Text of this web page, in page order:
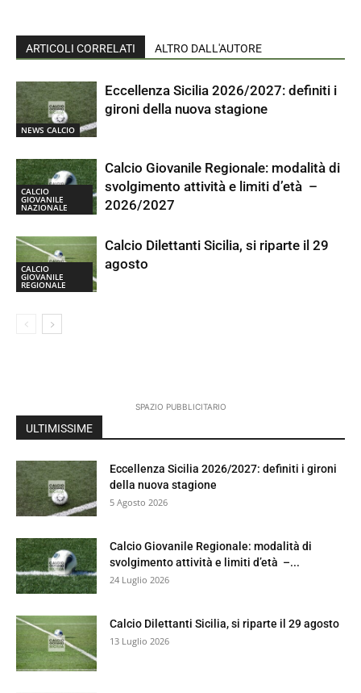
ARTICOLI CORRELATI ALTRO DALL'AUTORE
NEWS CALCIO
Eccellenza Sicilia 2026/2027: definiti i
gironi della nuova stagione
CALCIO
GIOVANILE
NAZIONALE
Calcio Giovanile Regionale: modalità di
svolgimento attività e limiti d’età –
2026/2027
CALCIO
GIOVANILE
REGIONALE
Calcio Dilettanti Sicilia, si riparte il 29
agosto
SPAZIO PUBBLICITARIO
ULTIMISSIME
Eccellenza Sicilia 2026/2027: definiti i gironi
della nuova stagione
5 Agosto 2026
Calcio Giovanile Regionale: modalità di
svolgimento attività e limiti d’età –...
24 Luglio 2026
Calcio Dilettanti Sicilia, si riparte il 29 agosto
13 Luglio 2026